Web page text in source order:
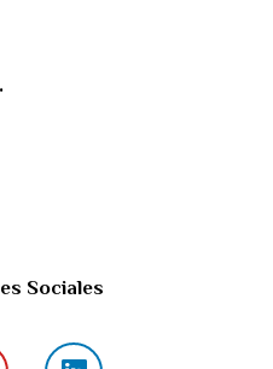
Sociales